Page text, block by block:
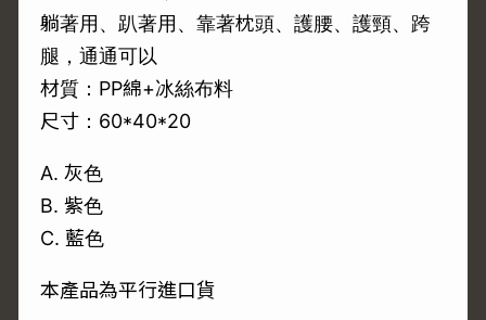
躺著用、趴著用、靠著枕頭、護腰、護頸、跨
腿，通通可以
材質：PP綿+冰絲布料
尺寸：60*40*20
A. 灰色
B. 紫色
C. 藍色
本產品為平行進口貨